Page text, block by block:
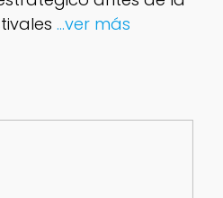
...ver más